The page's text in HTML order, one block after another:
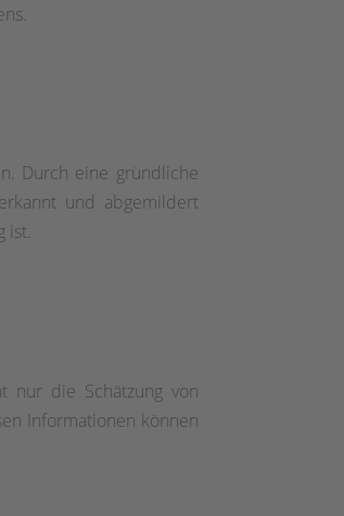
Durch eine gründliche
und abgemildert
ist.
nur die Schätzung von
Informationen können